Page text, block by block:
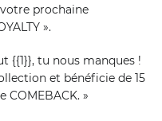
prochaine
».
{{1}}, tu nous manques !
et bénéficie de 15
COMEBACK. »